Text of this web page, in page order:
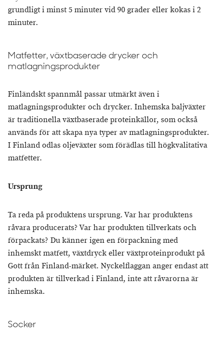
grundligt i minst 5 minuter vid 90 grader eller kokas i 2
minuter.
Matfetter, växtbaserade drycker och
matlagningsprodukter
Finländskt spannmål passar utmärkt även i
matlagningsprodukter och drycker. Inhemska baljväxter
är traditionella växtbaserade proteinkällor, som också
används för att skapa nya typer av matlagningsprodukter.
I Finland odlas oljeväxter som förädlas till högkvalitativa
matfetter.
Ursprung
Ta reda på produktens ursprung. Var har produktens
råvara producerats? Var har produkten tillverkats och
förpackats? Du känner igen en förpackning med
inhemskt matfett, växtdryck eller växtproteinprodukt på
Gott från Finland-märket. Nyckelflaggan anger endast att
produkten är tillverkad i Finland, inte att råvarorna är
inhemska.
Socker